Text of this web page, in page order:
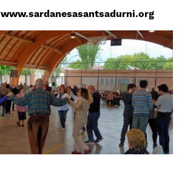
www.sardanesasantsadurni.org